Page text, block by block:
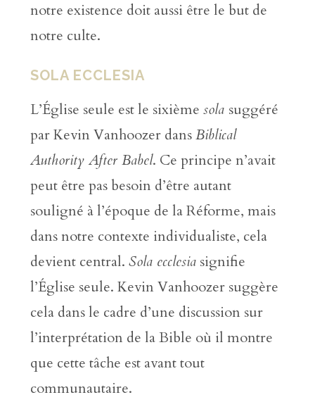
notre existence doit aussi être le but de
notre culte.
SOLA ECCLESIA
L’Église seule est le sixième sola suggéré
par Kevin Vanhoozer dansBiblical
Authority After Babel. Ce principe n’avait
peut être pas besoin d’être autant
souligné à l’époque de la Réforme, mais
dans notre contexte individualiste, cela
devient central. Sola ecclesiasignifie
l’Église seule. Kevin Vanhoozer suggère
cela dans le cadre d’une discussion sur
l’interprétation de la Bible où il montre
que cette tâche est avant tout
communautaire.